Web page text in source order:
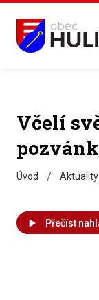
Včelí
Úvod / Aktuality
Přečíst